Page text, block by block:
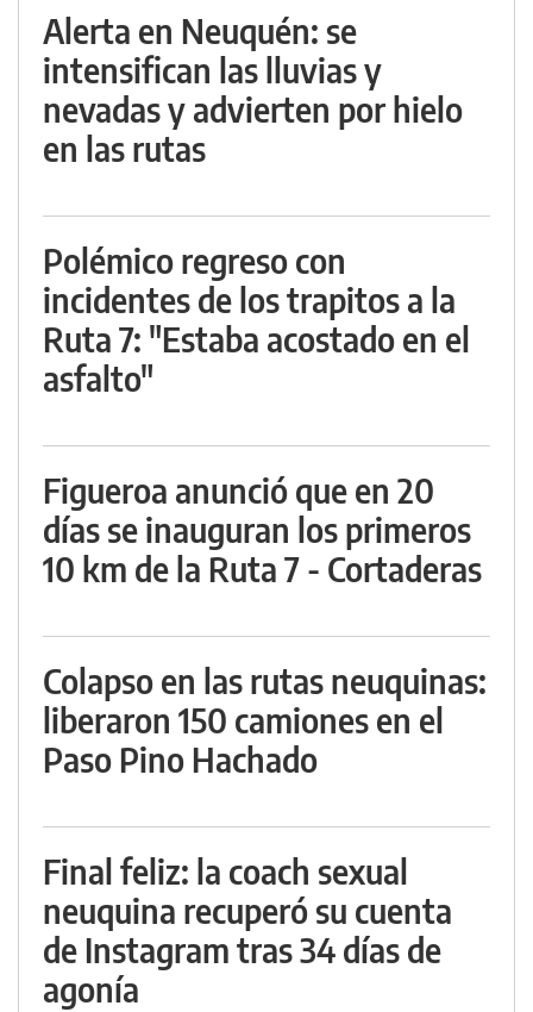
Alerta en Neuquén: se
intensifican las lluvias y
nevadas y advierten por hielo
en las rutas
Polémico regreso con
incidentes de los trapitos a la
Ruta 7: "Estaba acostado en el
asfalto"
Figueroa anunció que en 20
días se inauguran los primeros
10 km de la Ruta 7 - Cortaderas
Colapso en las rutas neuquinas:
liberaron 150 camiones en el
Paso Pino Hachado
Final feliz: la coach sexual
neuquina recuperó su cuenta
de Instagram tras 34 días de
agonía